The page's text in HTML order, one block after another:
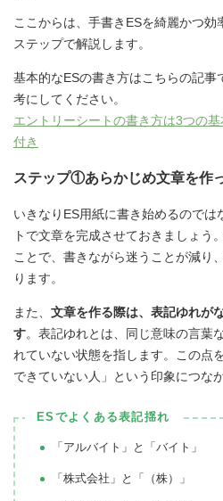
ここからは、手書きESを綺麗かつ
ステップで解説します。
基本的なESの書き方はこちらの記事
考にしてください。
エントリーシートの書き方は3つの
付き
ステップ①あらかじめ文章を作
いきなりES用紙に書き始めるのでは
トで文章を完成させておきましょう
ことで、書きながら迷うことが減り
ります。
また、 文章を作る際は、表記ゆれが
す。表記ゆれとは、同じ意味の言葉
れていない状態を指します。この点
できていない人」という印象につな
ESでよくある表記揺れ
「アルバイト」と「バイト」
「株式会社」と「（株）」